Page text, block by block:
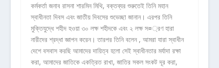
কর্মকর্তা জনাব রাসনা শারমিন মিথি, বক্তব্যর শুরুতেই তিনি মহান
স্বাধীনতা দিবস এবং জাতীয় দিবসের শুভেচ্ছা জানান। এরপর তিনি
মুক্তিযুদ্ধে শহীদ হওয়া ৩০ লক্ষ শহীদকে এবং ২ লক্ষ স¤্রণ হারা
নারীদের শ্রদ্ধা জ্ঞাপন করেন। তারপর তিনি বলেন , আমরা যারা স্বাধীন
দেশে বসবাস করছি আমাদের দায়িত্ব হলো সেই স্বাধীনতার মর্যাদা রক্ষা
করা, আমাদের জাতিকে একত্রিত রাখা, জাতির সকল সংকট দূর করা,